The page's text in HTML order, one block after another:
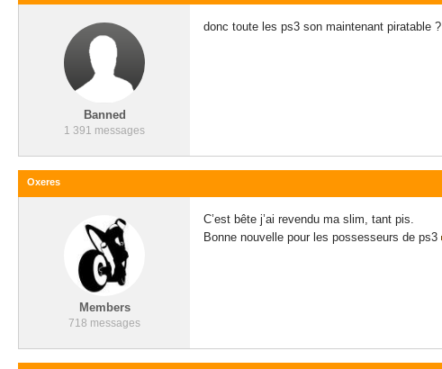
Banned
1 391 messages
donc toute les ps3 son maintenant piratable ?
Oxeres
Members
718 messages
C’est bête j’ai revendu ma slim, tant pis.
Bonne nouvelle pour les possesseurs de ps3